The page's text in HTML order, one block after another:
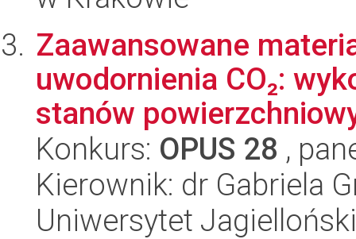
Zaawansowane
uwodornienia CO₂:
stanów
Konkurs: OPUS 28 ,
Kierownik: dr Gabriela
Uniwersytet Jagielloński